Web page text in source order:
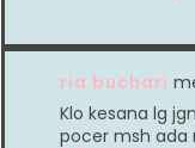
ria buchari
Klo kesana lg
pocer msh ada